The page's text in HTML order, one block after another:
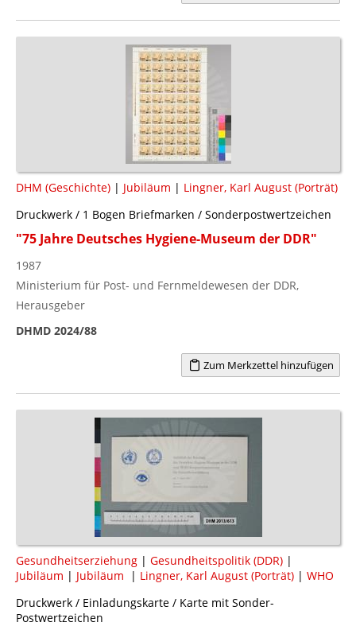
DHM (Geschichte) | Jubiläum | Lingner, Karl August (Porträt)
Druckwerk / 1 Bogen Briefmarken / Sonderpostwertzeichen
"75 Jahre Deutsches Hygiene-Museum der DDR"
1987
Ministerium für Post- und Fernmeldewesen der DDR,
Herausgeber
DHMD 2024/88
Zum Merkzettel hinzufügen
Gesundheitserziehung | Gesundheitspolitik (DDR) |
Jubiläum | Jubiläum | Lingner, Karl August (Porträt) | WHO
Druckwerk / Einladungskarte / Karte mit Sonder-
Postwertzeichen